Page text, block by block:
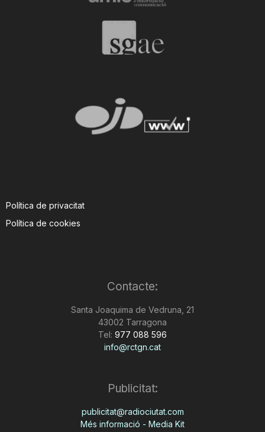
Política de privacitat
Política de cookies
Contacte:
Santa Joaquima de Vedruna, 21
43002 Tarragona
Tel: 977 088 596
info@rctgn.cat
Publicitat:
publicitat@radiociutat.com
Més informació - Media Kit